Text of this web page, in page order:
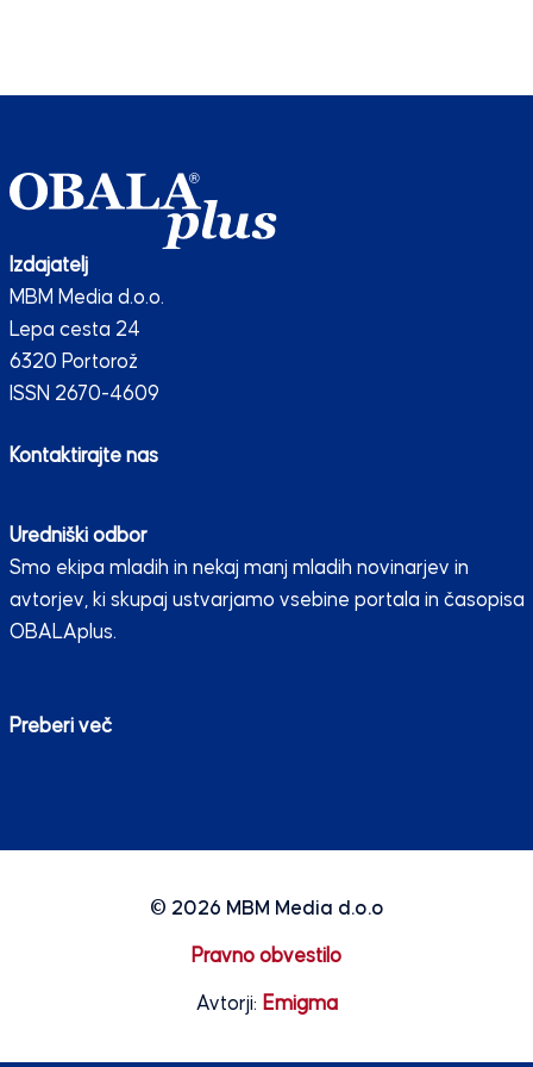
Izdajatelj
MBM Media d.o.o.
Lepa cesta 24
6320 Portorož
ISSN 2670-4609
Kontaktirajte nas
Uredniški odbor
Smo ekipa mladih in nekaj manj mladih novinarjev in
avtorjev, ki skupaj ustvarjamo vsebine portala in časopisa
OBALAplus.
Preberi več
© 2026 MBM Media d.o.o
Pravno obvestilo
Avtorji: Emigma